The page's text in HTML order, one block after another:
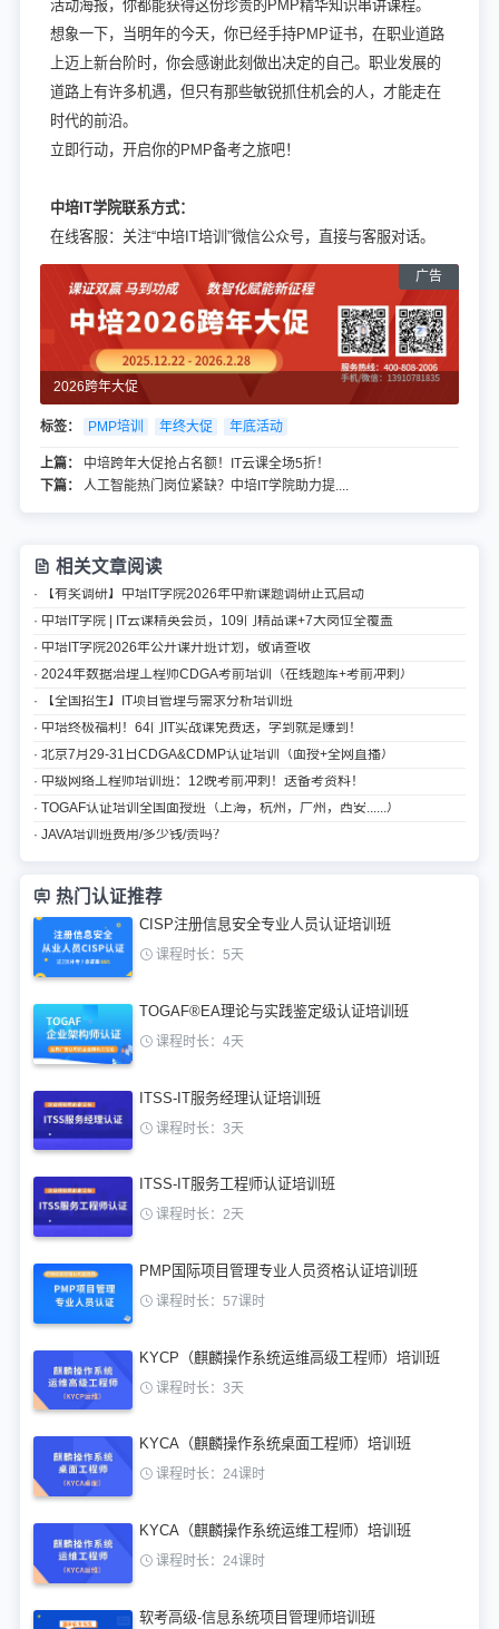
活动海报，你都能获得这份珍贵的PMP精华知识串讲课程。
想象一下，当明年的今天，你已经手持PMP证书，在职业道路
上迈上新台阶时，你会感谢此刻做出决定的自己。职业发展的
道路上有许多机遇，但只有那些敏锐抓住机会的人，才能走在
时代的前沿。
立即行动，开启你的PMP备考之旅吧！
中培IT学院联系方式：
在线客服：关注“中培IT培训”微信公众号，直接与客服对话。
2026跨年大促
标签： PMP培训 年终大促 年底活动
上篇：
中培跨年大促抢占名额！IT云课全场5折！
下篇：
人工智能热门岗位紧缺？中培IT学院助力提....
相关文章阅读
· 【有奖调研】中培IT学院2026年中新课题调研正式启动
· 中培IT学院 | IT云课精英会员，109门精品课+7大岗位全覆盖
· 中培IT学院2026年公开课开班计划，敬请查收
· 2024年数据治理工程师CDGA考前培训（在线题库+考前冲刺）
· 【全国招生】IT项目管理与需求分析培训班
· 中培终极福利！64门IT实战课免费送，学到就是赚到！
· 北京7月29-31日CDGA&CDMP认证培训（面授+全网直播）
· 中级网络工程师培训班：12晚考前冲刺！送备考资料！
· TOGAF认证培训全国面授班（上海，杭州，广州，西安......）
· JAVA培训班费用/多少钱/贵吗？
热门认证推荐
CISP注册信息安全专业人员认证培训班
课程时长：5天
TOGAF®EA理论与实践鉴定级认证培训班
课程时长：4天
ITSS-IT服务经理认证培训班
课程时长：3天
ITSS-IT服务工程师认证培训班
课程时长：2天
PMP国际项目管理专业人员资格认证培训班
课程时长：57课时
KYCP（麒麟操作系统运维高级工程师）培训班
课程时长：3天
KYCA（麒麟操作系统桌面工程师）培训班
课程时长：24课时
KYCA（麒麟操作系统运维工程师）培训班
课程时长：24课时
软考高级-信息系统项目管理师培训班